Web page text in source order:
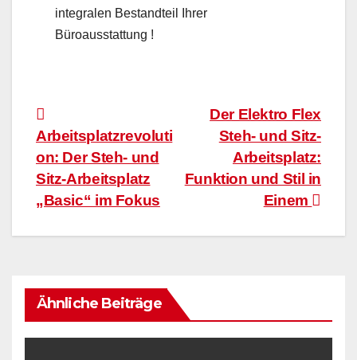
integralen Bestandteil Ihrer
Büroausstattung !
BeitragsnavigationDer Elektro Flex
Steh- und Sitz-
Arbeitsplatz:
Funktion und Stil in
Einem
Arbeitsplatzrevoluti
on: Der Steh- und
Sitz-Arbeitsplatz
„Basic“ im Fokus
Ähnliche Beiträge